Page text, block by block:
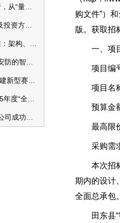
购文件”）
版。获取招
一、项
项目编号
项目名称
预算金额
最高限价
采购需
本次招标
期内的设计
全面总承包
田东县“智